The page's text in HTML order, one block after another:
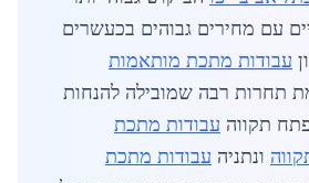
עם מחירים גבוהים בכעשרים
עבודות מתכת מותאמות
תחרות רבה שמובילה להנחות
תקווה עבודות מתכת
ונתניה עבודות מתכת